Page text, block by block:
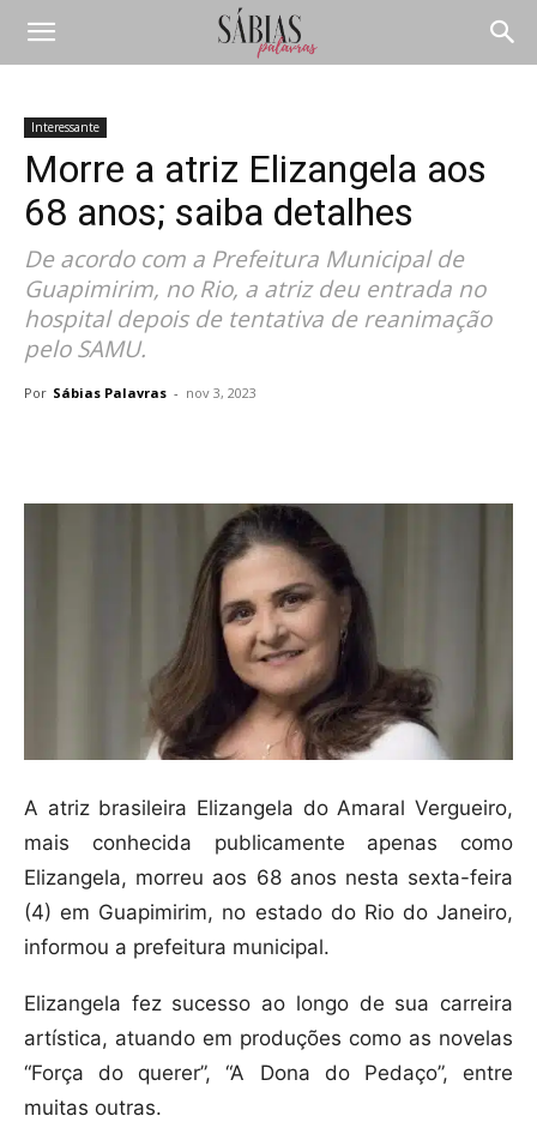
Interessante
Morre a atriz Elizangela aos
68 anos; saiba detalhes
De acordo com a Prefeitura Municipal de
Guapimirim, no Rio, a atriz deu entrada no
hospital depois de tentativa de reanimação
pelo SAMU.
Por Sábias Palavras - nov 3, 2023
A atriz brasileira Elizangela do Amaral Vergueiro,
mais conhecida publicamente apenas como
Elizangela, morreu aos 68 anos nesta sexta-feira
(4) em Guapimirim, no estado do Rio do Janeiro,
informou a prefeitura municipal.
Elizangela fez sucesso ao longo de sua carreira
artística, atuando em produções como as novelas
“Força do querer”, “A Dona do Pedaço”, entre
muitas outras.